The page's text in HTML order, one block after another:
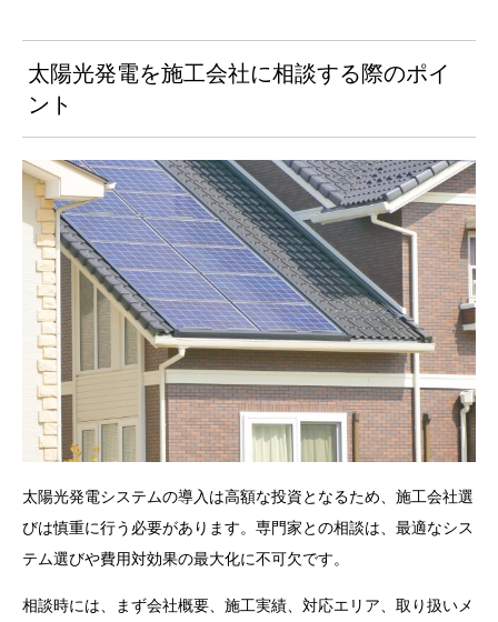
太陽光発電を施工会社に相談する際のポイ
ント
太陽光発電システムの導入は高額な投資となるため、施工会社選
びは慎重に行う必要があります。専門家との相談は、最適なシス
テム選びや費用対効果の最大化に不可欠です。
相談時には、まず会社概要、施工実績、対応エリア、取り扱いメ